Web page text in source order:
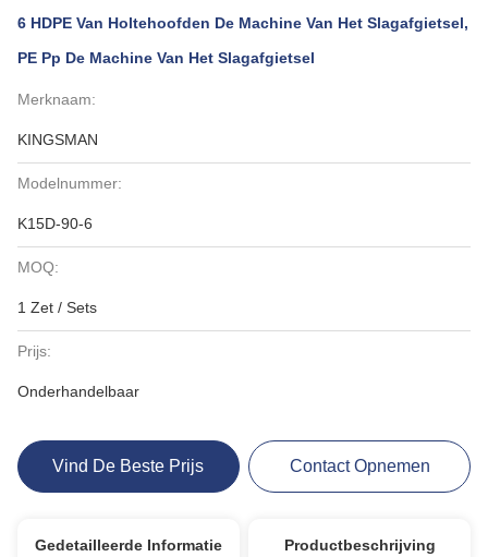
6 HDPE Van Holtehoofden De Machine Van Het Slagafgietsel,
PE Pp De Machine Van Het Slagafgietsel
Merknaam:
KINGSMAN
Modelnummer:
K15D-90-6
MOQ:
1 Zet / Sets
Prijs:
Onderhandelbaar
Vind De Beste Prijs Contact Opnemen
Gedetailleerde Informatie Productbeschrijving